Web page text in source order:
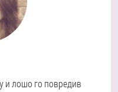
и лошо го повредив